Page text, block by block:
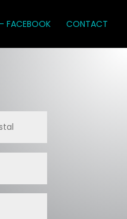
FACEBOOK CONTACT